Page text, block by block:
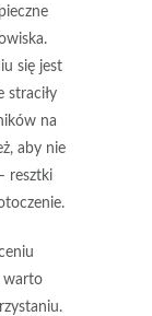
się jest
straciły
na
aby nie
resztki
warto